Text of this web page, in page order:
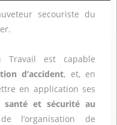
secouriste du
Travail est capable
d’accident, et, en
en application ses
santé et sécurité au
l’organisation de